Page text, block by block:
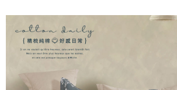
1.本服務由台灣大哥大提供，台灣大哥大用戶可立即
2.付款方式選擇「大哥付你分期」，訂單成立後會自
流程，驗證手機門號後，選擇欲分期的期數、繳款
3.實際核准額度、可分期數及費用金額請依後續交
4.訂單成立30分鐘內，如未前往確認交易或遇審核
AFTEE先享後付
相關說明
【關於「AFTEE先享後付」】
AFTEE先享後付是「在收到商品之後才付款」的支
１．簡單：不需註冊會員、不需綁卡、不需儲值。